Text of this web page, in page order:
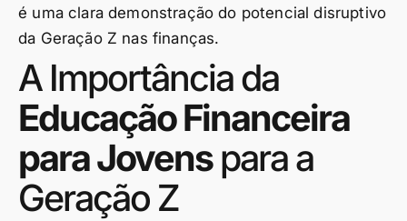
é uma clara demonstração do potencial disruptivo
da Geração Z nas finanças.
A Importância da
Educação Financeira
para Jovenspara a
Geração Z